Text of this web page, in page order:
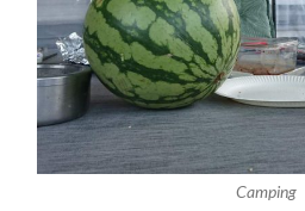
Camping